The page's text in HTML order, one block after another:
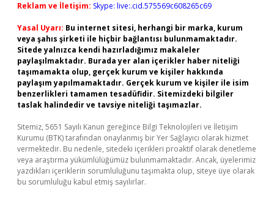
Reklam ve İletişim: Skype: live:.cid.575569c608265c69
Yasal Uyarı: Bu internet sitesi, herhangi bir marka, kurum
veya şahıs şirketi ile hiçbir bağlantısı bulunmamaktadır.
Sitede yalnızca kendi hazırladığımız makaleler
paylaşılmaktadır. Burada yer alan içerikler haber niteliği
taşımamakta olup, gerçek kurum ve kişiler hakkında
paylaşım yapılmamaktadır. Gerçek kurum ve kişiler ile isim
benzerlikleri tamamen tesadüfidir. Sitemizdeki bilgiler
taslak halindedir ve tavsiye niteliği taşımazlar.
Sitemiz, 5651 Sayılı Kanun gereğince Bilgi Teknolojileri ve İletişim
Kurumu (BTK) tarafından onaylanmış bir Yer Sağlayıcı olarak hizmet
vermektedir. Bu nedenle, sitedeki içerikleri proaktif olarak denetleme
veya araştırma yükümlülüğümüz bulunmamaktadır. Ancak, üyelerimiz
yazdıkları içeriklerin sorumluluğunu taşımakta olup, siteye üye olarak
bu sorumluluğu kabul etmiş sayılırlar.